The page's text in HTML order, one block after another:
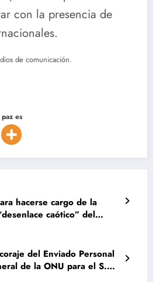
con la presencia de
de comunicación.
es
hacerse cargo de la
caótico” del
del Enviado Personal
de la ONU para el S.O,